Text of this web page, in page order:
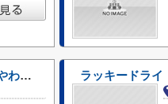
株式会社ハピネライフケア ハピネのやわらぎ松江北 ラッキードライ